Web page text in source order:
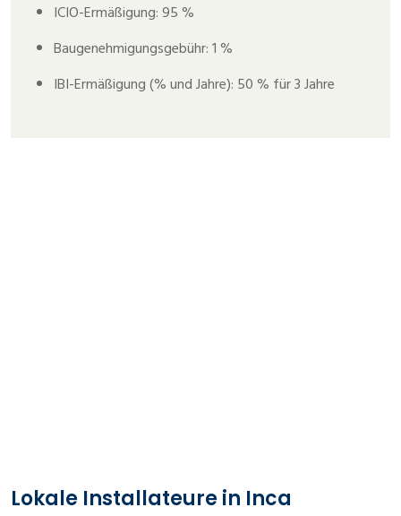
ICIO-Ermäßigung: 95 %
Baugenehmigungsgebühr: 1 %
IBI-Ermäßigung (% und Jahre): 50 % für 3 Jahre
Lokale Installateure in Inca